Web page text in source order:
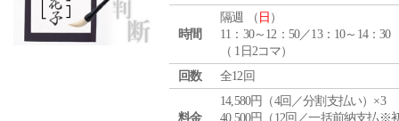
時間
隔週 （ 日 ）
11：30～12：50／13：10～14：30
（ 1日2コマ）
回数
全12回
料金
14,580円（4回／分割支払い）×3
40,500円（12回／一括前納支払※